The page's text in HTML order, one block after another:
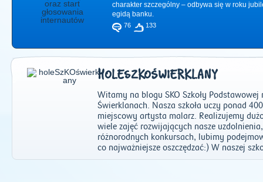
charakter szczególny – odbywa się w roku
egidą banku.
76 133
HOLESZKOŚWIERKLANY
Witamy na blogu SKO Szkoły
Świerklanach. Nasza szkoła uczy ponad
miejscowy artysta malarz. Realizujemy
wiele zajęć rozwijających nasze
różnorodnych konkursach, lubimy
co najważniejsze oszczędzać:) W naszej
2011 | 2012|